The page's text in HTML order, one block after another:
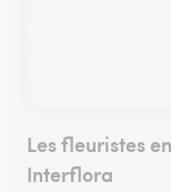
Les fleuristes
Interflora